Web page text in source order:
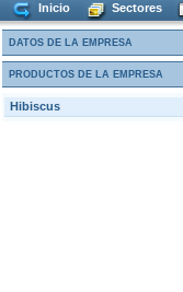
Inicio Sectores
DATOS DE LA EMPRESA
PRODUCTOS DE LA EMPRESA
Hibiscus